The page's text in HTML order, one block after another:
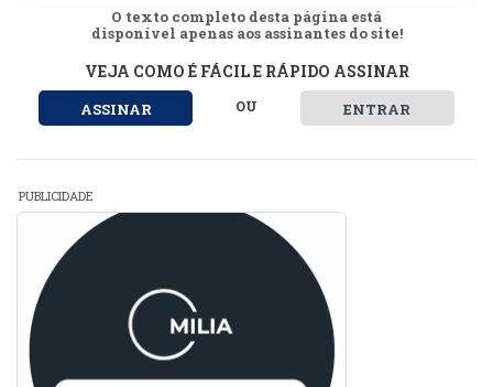
O texto completo desta página está
disponível apenas aos assinantes do site!
VEJA COMO É FÁCIL E RÁPIDO ASSINAR
ASSINAR OU ENTRAR
PUBLICIDADE